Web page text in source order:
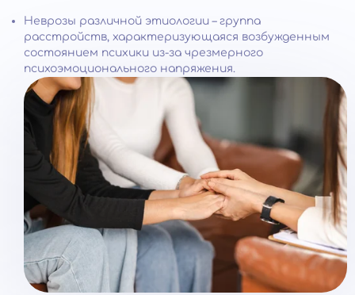
Неврозы различной этиологии – группа
расстройств, характеризующаяся возбужденным
состоянием психики из-за чрезмерного
психоэмоционального напряжения.